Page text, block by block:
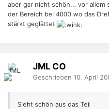
aber gar nicht schön... vor
der Bereich bei 4000 wo das
stärkt geglättet
JML CO
Geschrieben 10. April
Sieht schön aus das Teil